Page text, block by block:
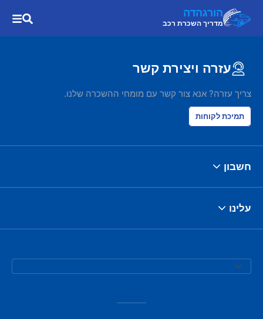
הורגהדה
מדריך השכרת רכב
עזרה ויצירת קשר
צריך עזרה? אנא צור קשר עם מומחי ההשכרה שלנו.
תמיכת לקוחות
חשבון
עלינו